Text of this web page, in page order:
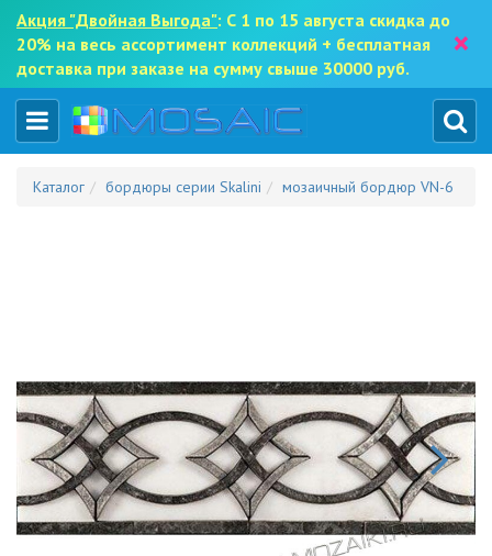
Акция "Двойная Выгода": С 1 по 15 августа скидка до
20% на весь ассортимент коллекций + бесплатная
доставка при заказе на сумму свыше 30000 руб.
×
Каталог бордюры серии Skalini мозаичный бордюр VN-6